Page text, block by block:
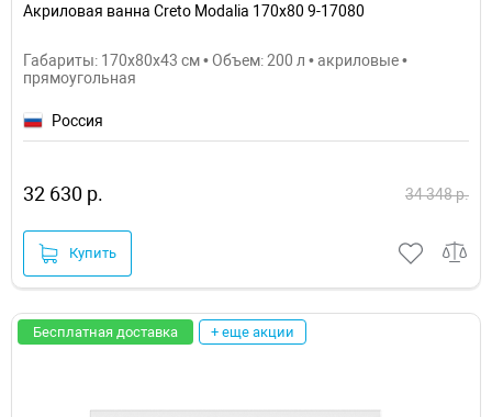
Акриловая ванна Creto Modalia 170х80 9-17080
Габариты: 170x80x43 см • Объем: 200 л • акриловые •
прямоугольная
Россия
32 630 р. 34 348 р.
Купить
Бесплатная доставка + еще акции